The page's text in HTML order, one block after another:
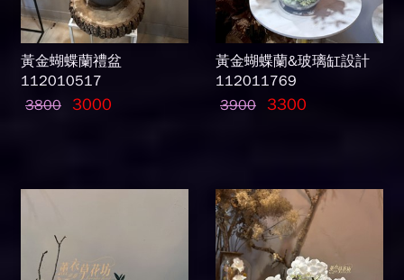
黃金蝴蝶蘭禮盆
112010517
3800 3000
黃金蝴蝶蘭&玻璃缸設計
112011769
3900 3300